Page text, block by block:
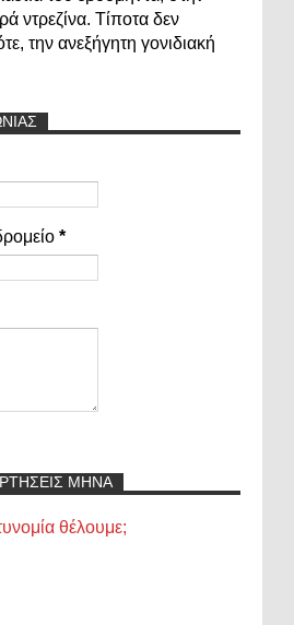
ντρεζίνα. Τίποτα δεν
την ανεξήγητη γονιδιακή
*
ΜΗΝΑ
θέλουμε;